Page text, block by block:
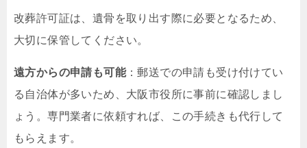
改葬許可証は、遺骨を取り出す際に必要となるため、
大切に保管してください。
遠方からの申請も可能：郵送での申請も受け付けてい
る自治体が多いため、大阪市役所に事前に確認しまし
ょう。専門業者に依頼すれば、この手続きも代行して
もらえます。